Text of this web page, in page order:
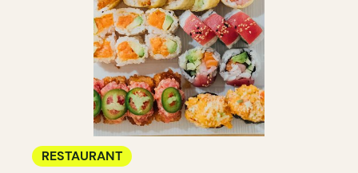
RESTAURANT